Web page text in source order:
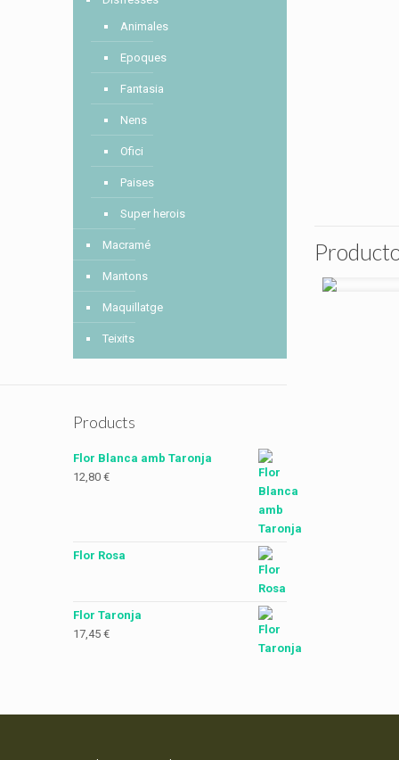
Animales
Epoques
Fantasia
Nens
Ofici
Paises
Super herois
Macramé
Mantons
Maquillatge
Teixits
Products
Flor Blanca amb Taronja
12,80 €
Flor Rosa
Flor Taronja
17,45 €